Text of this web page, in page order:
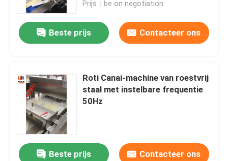
Prijs：be on negotiation
Beste prijs Contacteer ons
Roti Canai-machine van roestvrij
staal met instelbare frequentie
50Hz
Beste prijs Contacteer ons